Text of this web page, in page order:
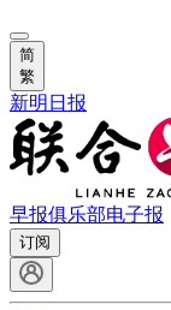
简
繁
新明日报
早报俱乐部电子报
订阅